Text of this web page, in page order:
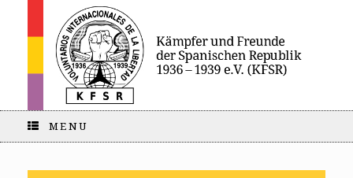
MENU